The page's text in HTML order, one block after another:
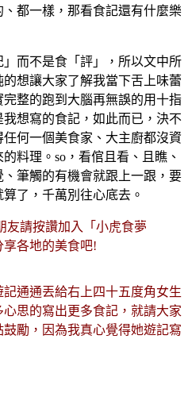
都一樣，那看食記還有什麼樂
而不是食「評」，所以文中所
想讓大家了解我當下舌上味蕾
整的跑到大腦再無誤的用十指
想寫的食記，如此而已，決不
何一個美食家、大主廚都沒資
料理。so，看倌且看、且瞧、
筆觸的有機會就跟上一跟，要
了，千萬別往心底去。
友請按讚加入「小虎食夢
各地的美食吧!
通通丟給右上四十五度角女生
思的寫出更多食記，就請大家
勵，因為我真心覺得她遊記寫